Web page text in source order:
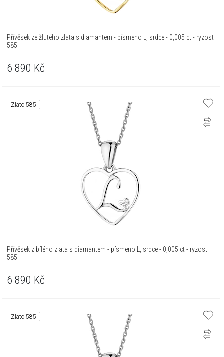
Přívěsek ze žlutého zlata s diamantem - písmeno L, srdce - 0,005 ct - ryzost
585
6 890 Kč
Zlato 585
Přívěsek z bílého zlata s diamantem - písmeno L, srdce - 0,005 ct - ryzost
585
6 890 Kč
Zlato 585